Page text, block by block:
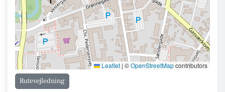
Leaflet | ©OpenStreetMapcontributors
Rutevejledning